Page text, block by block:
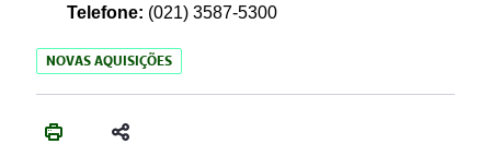
Telefone: (021) 3587-5300
NOVAS AQUISIÇÕES